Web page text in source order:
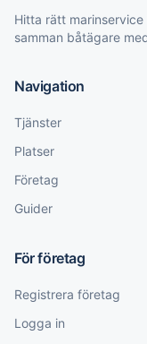
Hitta rätt
samman båtägare
Navigation
Tjänster
Platser
Företag
Guider
För företag
Registrera företag
Logga in